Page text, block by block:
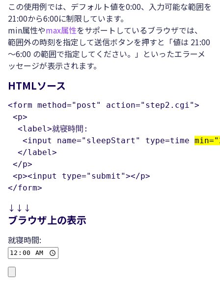
この使用例では、デフォルト値を0:00、入力可能な範囲を
21:00から6:00に制限しています。
min属性やmax属性をサポートしているブラウザでは、
範囲外の時刻を指定して送信ボタンを押すと
値は 21:00
～6:00 の範囲で指定してください。
といったエラーメ
ッセージが表示されます。
HTMLソース
<form method="post" action="step2.cgi">
<p>
  <label>就寝時間:
   <input name="sleepStart" type=time
  </label>
</p>
<p><input type="submit"></p>
</form>
↓↓↓
ブラウザ上の表示
就寝時間: